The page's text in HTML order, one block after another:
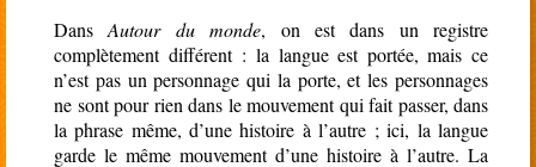
DansAutour du monde, on est dans un registre
complètement différent : la langue est portée, mais ce
n’est pas un personnage qui la porte, et les personnages
ne sont pour rien dans le mouvement qui fait passer, dans
la phrase même, d’une histoire à l’autre ; ici, la langue
garde le même mouvement d’une histoire à l’autre. La